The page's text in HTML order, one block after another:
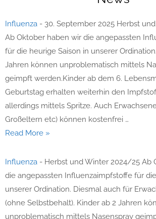
Influenza - 30. September 2025 Herbst
Ab Oktober haben wir die angepassten
für die heurige Saison in unserer
Jahren können unproblematisch mittels
geimpft werden.Kinder ab dem 6.
Geburtstag erhalten weiterhin den
allerdings mittels Spritze. Auch
Großeltern etc) können kostenfrei …
Influenza
Read More »
Influenza - Herbst und Winter 2024/25 Ab
die angepassten Influenzaimpfstoffe für
unserer Ordination. Diesmal auch für
(ohne Selbstbehalt). Kinder ab 2 Jahren
unproblematisch mittels Nasenspray